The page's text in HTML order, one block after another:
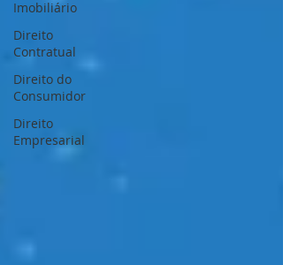
Imobiliário
Direito
Contratual
Direito do
Consumidor
Direito
Empresarial